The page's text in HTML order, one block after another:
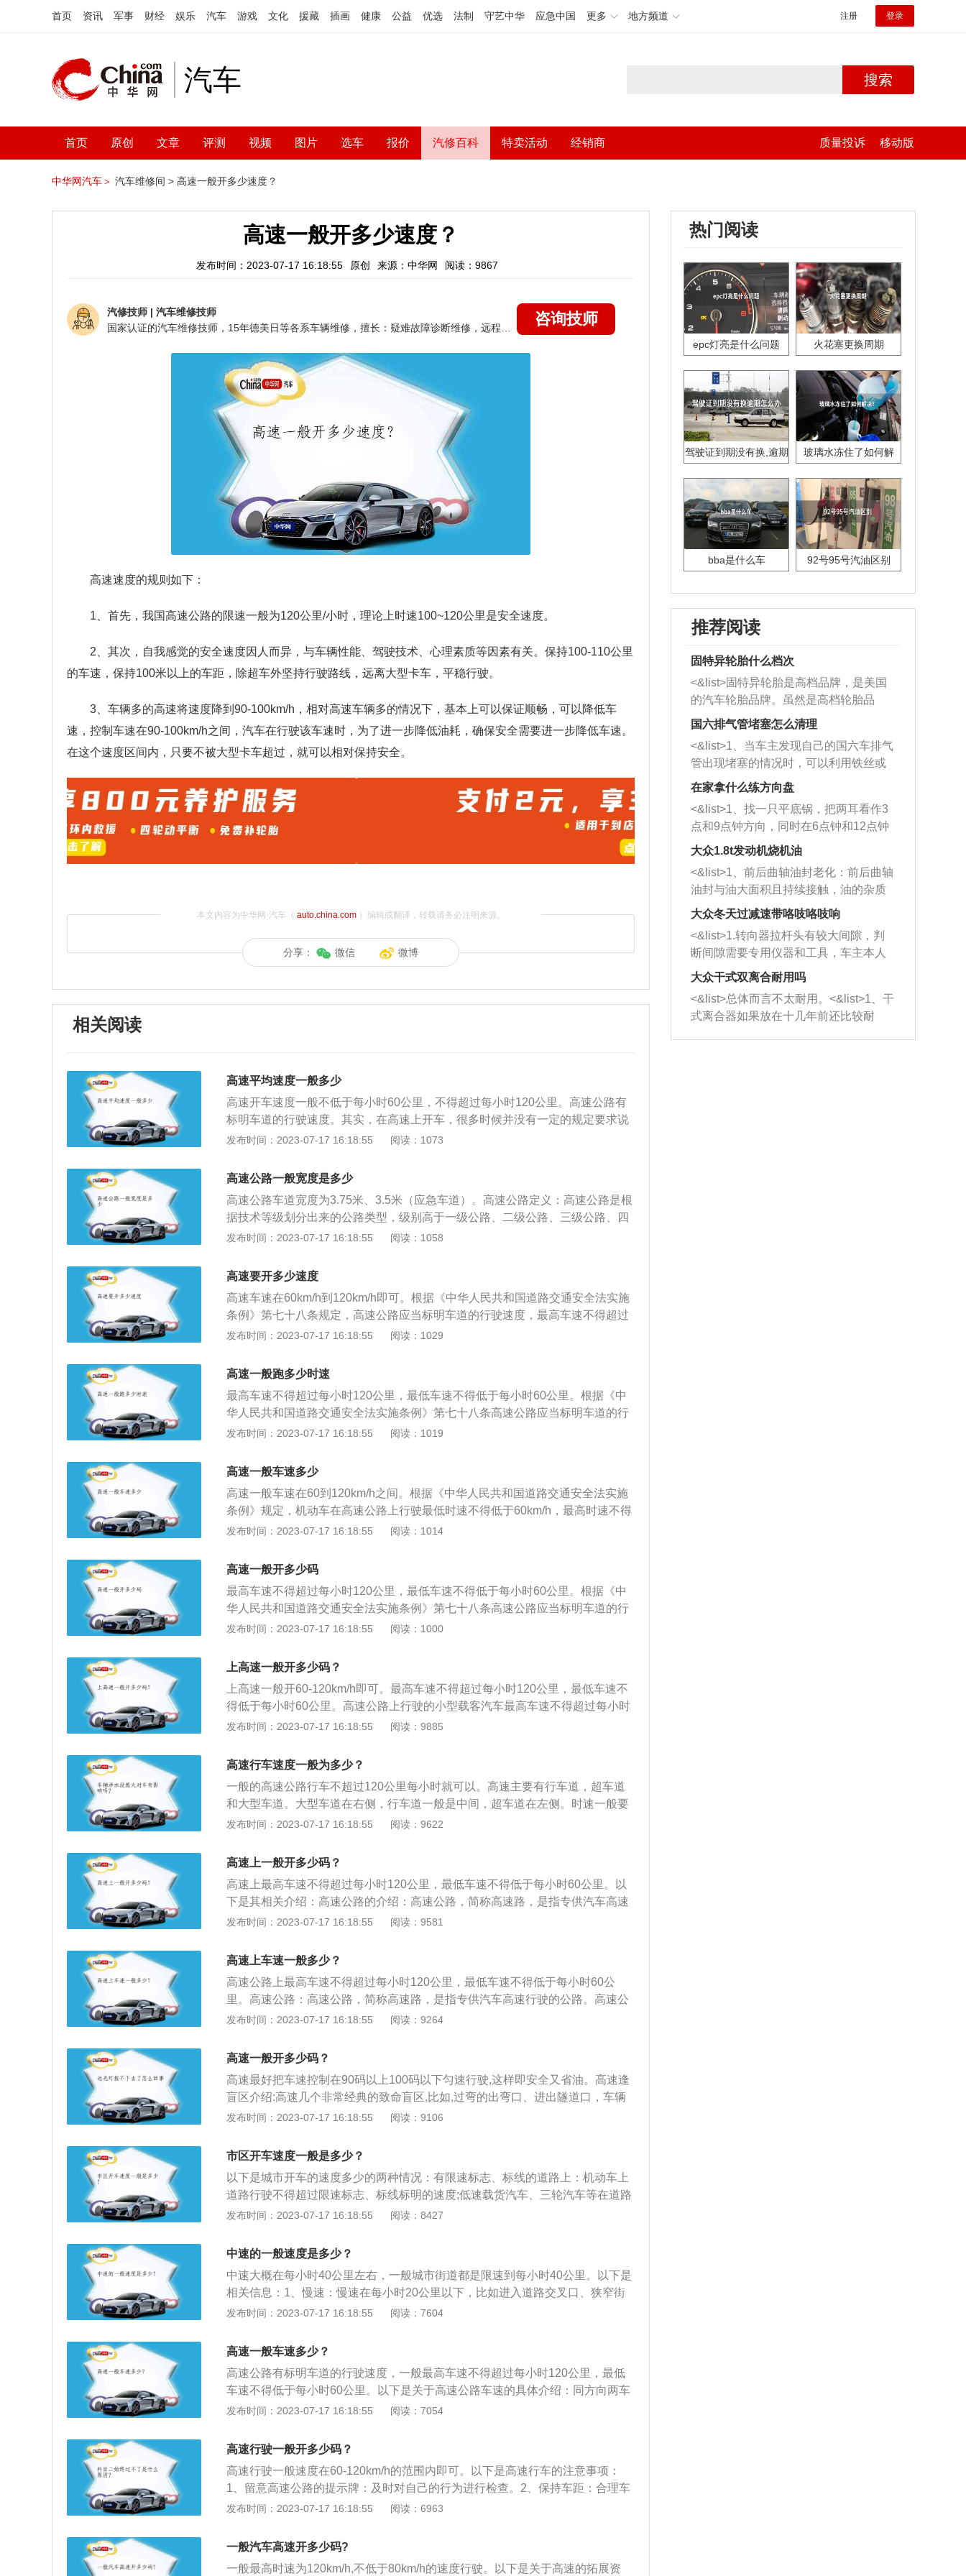
首页 资讯 军事 财经 娱乐 汽车 游戏 文化 援藏 插画 健康 公益 优选 法制 守艺中华 应急中国 更多 地方频道 注册 登录
汽车 搜索
首页 原创 文章 评测 视频 图片 选车 报价 汽修百科 特卖活动 经销商 质量投诉 移动版
中华网汽车＞ 汽车维修间 > 高速一般开多少速度？
高速一般开多少速度？
发布时间：2023-07-17 16:18:55 原创 来源：中华网 阅读：9867
汽修技师 | 汽车维修技师
咨询技师
高速速度的规则如下：
1、首先，我国高速公路的限速一般为120公里/小时，理论上时速100~120公里是安全速度。
2、其次，自我感觉的安全速度因人而异，与车辆性能、驾驶技术、心理素质等因素有关。保持100-110公里
的车速，保持100米以上的车距，除超车外坚持行驶路线，远离大型卡车，平稳行驶。
3、车辆多的高速将速度降到90-100km/h，相对高速车辆多的情况下，基本上可以保证顺畅，可以降低车
速，控制车速在90-100km/h之间，汽车在行驶该车速时，为了进一步降低油耗，确保安全需要进一步降低车速。
在这个速度区间内，只要不被大型卡车超过，就可以相对保持安全。
本文内容为中华网·汽车（ auto.china.com）编辑或翻译，转载请务必注明来源。
分享： 微信 微博
相关阅读
高速平均速度一般多少
高速开车速度一般不低于每小时60公里，不得超过每小时120公里。高速公路有
标明车道的行驶速度。其实，在高速上开车，很多时候并没有一定的规定要求说
跑多少时速，毕竟不同地区、不同高速、不同路段的速度规定也是大相径庭。根
车道的行驶速度，最高车速不得超过每小时120公里，最低车速不得低于每小时6
0公里。在高速公路上行驶的小型载客汽车最高车速不得超过每小时120公里，其
他机动车不得超过每小时100公里，摩托车不得超过每小时80公里。同方向有2条
车道的，左侧车道的最低车速为每小时100公里，同方向有3条以上车道的，最左
侧车道的最低车速为每小时110公里，中间车道的最低车速为每小时90公里。道
标明的车速行驶。
发布时间：2023-07-17 16:18:55 阅读：1073
高速公路一般宽度是多少
高速公路车道宽度为3.75米、3.5米（应急车道）。高速公路定义：高速公路是根
据技术等级划分出来的公路类型，级别高于一级公路、二级公路、三级公路、四
级公路和等外公路。高速公路与路网地位等级分类下的国道或省道，互为交叉关
中，快速路可采用高速公路标准建设，因为高速路与快速路的基本结构特点相
同。高速公路网与高速公路概念不同，高速公路网不仅包含满足技术等级标准的
高速公路线路，而且涵盖一部分承担高速运输职能的快速路线路，其多为封闭式
一级公路，常与其它高速公路联网收费。
发布时间：2023-07-17 16:18:55 阅读：1058
高速要开多少速度
高速车速在60km/h到120km/h即可。根据《中华人民共和国道路交通安全法实施
条例》第七十八条规定，高速公路应当标明车道的行驶速度，最高车速不得超过
每小时120公里，最低车速不得低于每小时60公里。高速公路上行驶的小型客车
时速不得超过80公里，如果同方向有两个车道，左侧车道的最低速度为每小时10
0公里，如果同方向有三条以上车道，最左边车道的最低时速为110公里，中间车
道的最低时速为90公里，最右边车道的最低时速为60公里，道路限速标志指示的
速度与规定车道行驶速度不一致的，按照道路限速标志指示的速度行驶。
发布时间：2023-07-17 16:18:55 阅读：1029
高速一般跑多少时速
最高车速不得超过每小时120公里，最低车速不得低于每小时60公里。根据《中
华人民共和国道路交通安全法实施条例》第七十八条高速公路应当标明车道的行
驶速度，最高车速不得超过每小时120公里；机动车在高速公路上正常行驶时，
里；大型客车、货运汽车和摩托车不得高于九十公里。但遇有限速交通标志或者
限速路面标记所示时速与上述规定不一致时，应当遵守标志或者标记的规定；高
速行车要注意的问题有以下几点：1、要做到按线行驶车辆在高速公路上行驶，
必须在按照交通法规的规定，不同车型要在相应的车道上行驶，比如，大客车、
大货车要在右边道上行驶，小型客车要在中间道上行驶。非特殊情况，不要违反
都要系好安全带，而且要保证在高速公路的全程都要系上安全带，不要中途解
开，更不要抱有侥幸心理而不系，一旦发生危险后果不堪设想。3、驾驶员要专
心开车在高速公路上行车，千万不要打电话，看手机，更不要用耳机听录音机，
他车辆造成影响，甚至发生危险。4、要遵守高速公路限速要求初上高速时，要
妨碍已在主车道行驶的其他车辆。正常行驶的时候，不要超过高速公路限制的最
高和最低时速，以免发生危险。5、不要任意变换车道在高速公路上行驶时，千
万不要随意变换车道，如果确实需要超车时，要提前开启转向灯，而且只能超越
相邻车道，不能连续超车，超车后要及时驶回原车道，不要压线行驶。6、不要
养成一只手开车的不良习惯，因为，如果遇到大风等恶劣天气时，方向盘就会不
好控制，可能会发生危险事故。7、高速公路上切忌倒车和逆行如果开过了就到
下一个道口下道，千万不要通过缝隙穿越隔离带挑头，更不能倒车，以防止危险
发生。8、要保持与前后车辆的距离一般情况下，按照时速确定车距，参照路边
的确认车距标志牌，在与前车保持好车距的同时，还有关注后车，如遇紧急刹车
发布时间：2023-07-17 16:18:55 阅读：1019
高速一般车速多少
高速一般车速在60到120km/h之间。根据《中华人民共和国道路交通安全法实施
条例》规定，机动车在高速公路上行驶最低时速不得低于60km/h，最高时速不得
超过120km/h。通常在高速公路上行驶速度保持在90km/h到120km/h之间就可以
不同地区、不同高速、不同路段的速度规定也是大相径庭。以下是高速公路的限
速规定：1、小型载客汽车最高车速不得超过120km/h，其他机动车不得超过100
km/h，摩托车不得超过80km/h（一些高速摩托机车可以行驶，但不能载人，需要
佩戴好头盔），最低车速不得低于60km/h。2、同方向有2条车道的，左侧车道的
最低车速为100km/h；同方向有3条以上车道的，最左侧车道的最低车速为110k
的，应在最右侧的车道内行驶。3、道路限速标志标明的车速与上述车道行驶车
速的规定不一致时，应按照道路限速标志标明的车速行驶。总之，在高速公路上
行驶，没有必要说一定要保持固定的时速，一般根据道路上的限速标志来行驶即
在必要时超车或者降低车速，但是要注意不要低于最低限速，同时也不要高于最
发布时间：2023-07-17 16:18:55 阅读：1014
高速一般开多少码
最高车速不得超过每小时120公里，最低车速不得低于每小时60公里。根据《中
华人民共和国道路交通安全法实施条例》第七十八条高速公路应当标明车道的行
驶速度，最高车速不得超过每小时120公里；机动车在高速公路上正常行驶时，
里；大型客车、货运汽车和摩托车不得高于九十公里。但遇有限速交通标志或者
限速路面标记所示时速与上述规定不一致时，应当遵守标志或者标记的规定；高
速行车要注意的问题有以下几点：1、要做到按线行驶车辆在高速公路上行驶，
必须在按照交通法规的规定，不同车型要在相应的车道上行驶，比如，大客车、
大货车要在右边道上行驶，小型客车要在中间道上行驶。非特殊情况，不要违反
都要系好安全带，而且要保证在高速公路的全程都要系上安全带，不要中途解
开，更不要抱有侥幸心理而不系，一旦发生危险后果不堪设想。3、驾驶员要专
心开车在高速公路上行车，千万不要打电话，看手机，更不要用耳机听录音机，
他车辆造成影响，甚至发生危险。4、要遵守高速公路限速要求初上高速时，要
妨碍已在主车道行驶的其他车辆。正常行驶的时候，不要超过高速公路限制的最
高和最低时速，以免发生危险。5、不要任意变换车道在高速公路上行驶时，千
万不要随意变换车道，如果确实需要超车时，要提前开启转向灯，而且只能超越
相邻车道，不能连续超车，超车后要及时驶回原车道，不要压线行驶。6、不要
养成一只手开车的不良习惯，因为，如果遇到大风等恶劣天气时，方向盘就会不
好控制，可能会发生危险事故。7、高速公路上切忌倒车和逆行如果开过了就到
下一个道口下道，千万不要通过缝隙穿越隔离带挑头，更不能倒车，以防止危险
发生。8、要保持与前后车辆的距离一般情况下，按照时速确定车距，参照路边
的确认车距标志牌，在与前车保持好车距的同时，还有关注后车，如遇紧急刹车
发布时间：2023-07-17 16:18:55 阅读：1000
上高速一般开多少码？
上高速一般开60-120km/h即可。最高车速不得超过每小时120公里，最低车速不
得低于每小时60公里。高速公路上行驶的小型载客汽车最高车速不得超过每小时
120公里，其他机动车不得超过每小时100公里，摩托车不得超过每小时80公里。
国家只能右侧超车，在实行右侧通行的国家只能左侧超车）。2、行驶：只可以
在主线车道道行驶。路肩、匝道与紧急停车湾里不能行驶。但是，基于交通纾解
的需要，台湾的高速公路会开放固定时段以及特定路段得路肩供驾驶人使用，以
暂时解决道路容量不足的问题。3、停车：不准在超车道和行车道上停车，只准
在车辆故障或其他意外时在路边（在应急车道里面）停车，停车之后应当放置应
（所谓“飙车”），都是违法行为，尤其对于超速，会有比较昂贵的罚金，甚至于
会扣留或者吊销驾驶执照。
发布时间：2023-07-17 16:18:55 阅读：9885
高速行车速度一般为多少？
一般的高速公路行车不超过120公里每小时就可以。高速主要有行车道，超车道
和大型车道。大型车道在右侧，行车道一般是中间，超车道在左侧。时速一般要
求60以上，不得超过110公里每小时。高速行车的注意事项：在高速公路行驶时
事故。在高速公路行驶时，一定要遵守交通规则，不要超速行驶，不要龟速行
驶，要注意安全。高速行车前需检查的东西：在上高速公路行驶之前，建议加好
油，加满玻璃水，检查好轮胎的气压和轮胎表面是否存在破损现象。
发布时间：2023-07-17 16:18:55 阅读：9622
高速上一般开多少码？
高速上最高车速不得超过每小时120公里，最低车速不得低于每小时60公里。以
下是其相关介绍：高速公路的介绍：高速公路，简称高速路，是指专供汽车高速
行驶的公路。高速公路在不同国家地区、不同时代和不同的科研学术领域有不同
汽车分向行驶、分车道行驶，全部控制出入的多车道公路。高速公路年平均日设
计交通量宜在15000辆小客车以上，设计速度每小时80至120千米。高速限速的
作用：限速初衷不完全是为了安全，限速一定程度减少石油和橡胶的消耗；当车
速超过一定程度时，车身已经承受不起碰撞能量，同时安全气囊和安全带也无法
降低碰撞对乘客造成的伤害。另一个不可忽视的地方是高速公路本身的防护设
发布时间：2023-07-17 16:18:55 阅读：9581
高速上车速一般多少？
高速公路上最高车速不得超过每小时120公里，最低车速不得低于每小时60公
里。高速公路：高速公路，简称高速路，是指专供汽车高速行驶的公路。高速公
路在不同国家地区、不同时代和不同的科研学术领域有不同规定。根据中国《公
道行驶，全部控制出入的多车道公路。高速公路年平均日设计交通量宜在15000
辆小客车以上，设计速度每小时80至120千米。超速：超速是是指驾驶员在驾车
行驶中，汽车的行驶速度超过法律、法规规定的速度。汽轮机超速事故是由于汽
轮机在调速和保护系统故障及本身的缺陷造成的重大恶性事故。
发布时间：2023-07-17 16:18:55 阅读：9264
高速一般开多少码？
高速最好把车速控制在90码以上100码以下匀速行驶,这样即安全又省油。高速逢
盲区介绍:高速几个非常经典的致命盲区,比如,过弯的出弯口、进出隧道口，车辆
上坡视线容易被阻挡等路段,经过这些盲区必减速备刹。逢道路变化:提前规避风
方急刹车,那一定是有情况,所以跟着刹车即可。
发布时间：2023-07-17 16:18:55 阅读：9106
市区开车速度一般是多少？
以下是城市开车的速度多少的两种情况：有限速标志、标线的道路上：机动车上
道路行驶不得超过限速标志、标线标明的速度;低速载货汽车、三轮汽车等在道路
上行驶时最高时速为30公里。附载作业人员的货运汽车、全挂拖斗车、运载危险
用道路和公路上行驶时最高时速为60公里。没有限速标志、标线的道路上：城市
道路最高时速为70公里，封闭的机动车专用道路和公路最高时速为80公里；同方
向只有1条机动车道的道路，城市道路为每小时50公里，公路为每小时70公里。
发布时间：2023-07-17 16:18:55 阅读：8427
中速的一般速度是多少？
中速大概在每小时40公里左右，一般城市街道都是限速到每小时40公里。以下是
相关信息：1、慢速：慢速在每小时20公里以下，比如进入道路交叉口、狭窄街
道等等，限制速度在每小时20公里以下，有些地方是每小时15公里。2、高速：
则为每小时100~120公里（急弯和陡坡道路除外，应按照限速牌规定的速度行
发布时间：2023-07-17 16:18:55 阅读：7604
高速一般车速多少？
高速公路有标明车道的行驶速度，一般最高车速不得超过每小时120公里，最低
车速不得低于每小时60公里。以下是关于高速公路车速的具体介绍：同方向两车
道：同方向有两条车道的高速公路，左侧车道的最低车速为每小时100公里，中
车速的规定不一致的时候，按照道路限速标志标明的车速行驶，不得违背。
发布时间：2023-07-17 16:18:55 阅读：7054
高速行驶一般开多少码？
高速行驶一般速度在60-120km/h的范围内即可。以下是高速行车的注意事项：
1、留意高速公路的提示牌：及时对自己的行为进行检查。2、保持车距：合理车
距是确保车辆双方安全的前提条件。3、正确换道：不能一次性连续跨越多个车
援电话：一旦遭遇紧急情况，远离车辆，放置警示牌，拨打高速救援电话“1212
发布时间：2023-07-17 16:18:55 阅读：6963
一般汽车高速开多少码?
一般最高时速为120km/h,不低于80km/h的速度行驶。以下是关于高速的拓展资
热门阅读
epc灯亮是什么问题 火花塞更换周期
驾驶证到期没有换,逾期
玻璃水冻住了如何解
bba是什么车 92号95号汽油区别
推荐阅读
固特异轮胎什么档次
<&list>固特异轮胎是高档品牌，是美国
的汽车轮胎品牌。虽然是高档轮胎品
牌，但是中高低端的轮胎都有生产，这
也是为了更好的开拓市场。
国六排气管堵塞怎么清理
<&list>1、当车主发现自己的国六车排气
管出现堵塞的情况时，可以利用铁丝或
者是细棍，直接将杂物给取出来，如果
堵塞情况比较严重，也可以采取应急措
施。 <&list>2、直接利用木棍将所有的
杂物推到排气管里面的位置处，然后将
三元催化器拆解开，就可以将堵塞的东
西取出来。但如果是因为积碳过多引起
的堵塞，就需要将三元催化器泡在草酸
洗剂对堵塞的情况得到解决，将清洗剂
放在燃油箱中，与燃油混合后，车辆启
动时，就可以和汽油一起进入到燃烧
室，最后形成废气排出，就可以让三元
催化器得到清洗，排气管堵塞的情况就
能够得到解决。
在家拿什么练方向盘
<&list>1、找一只平底锅，把两耳看作3
点和9点钟方向，同时在6点钟和12点钟
方向做一个标记。 <&list>2、双手握住
一圈半的练习，往右同样也要打相同的
圈数。 <&list>3、最后强调要反复练
习，这样就可以形成肌肉记忆，在真实
驾驶车辆时，不需要记忆也能打好方
向。
大众1.8t发动机烧机油
<&list>1、前后曲轴油封老化：前后曲轴
油封与油大面积且持续接触，油的杂质
和发动机内持续温度变化使其密封效果
逐渐减弱，导致渗油或漏油。<&list>2、
活塞间隙过大：积碳会使活塞环与缸体
的间隙扩大，导致机油流入燃烧室中，
造成烧机油。<&list>3、机油粘度。使用
机油粘度过小的话，同样会有烧机油现
象，机油粘度过小具有很好的流动性，
大众冬天过减速带咯吱咯吱响
<&list>1.转向器拉杆头有较大间隙，判
断间隙需要专用仪器和工具，车主本人
无法制作，需要将车辆送到修理厂或4s
店；<&list>2.车辆半轴套管防尘罩破
裂，破裂后会出现漏油现象，使半轴磨
损严重，磨损的半轴容易损坏，产生异
响；<&list>3.稳定器的转向胶套和球头
大众干式双离合耐用吗
<&list>总体而言不太耐用。<&list>1、干
式离合器如果放在十几年前还比较耐